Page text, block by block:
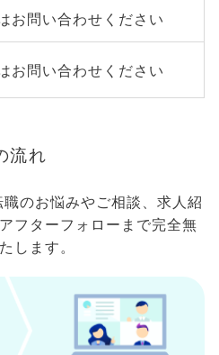
お問い合わせください
お問い合わせください
流れ
のお悩みやご相談、求人紹
フターフォローまで完全無
します。